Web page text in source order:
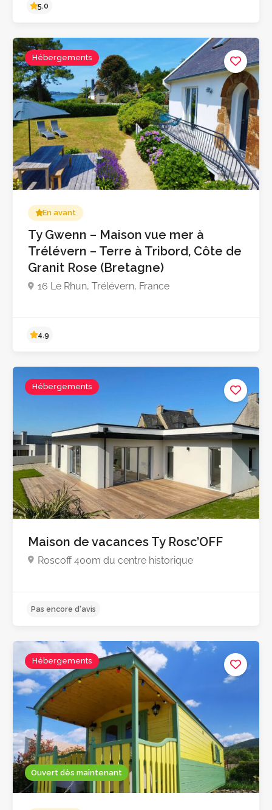
Hébergements
En avant
Ty Gwenn – Maison vue mer à
Trélévern – Terre à Tribord, Côte de
Granit Rose (Bretagne)
16 Le Rhun, Trélévern, France
Hébergements
Maison de vacances Ty Rosc’OFF
Roscoff 400m du centre historique
Ouvert dès maintenant
Hébergements